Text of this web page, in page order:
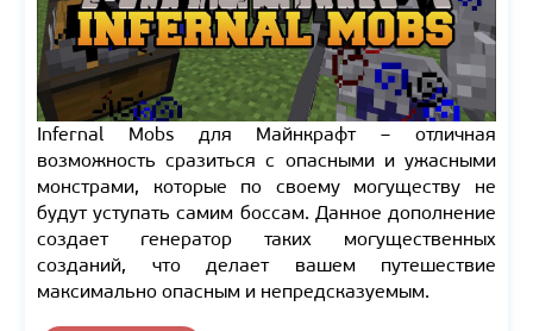
Infernal Mobs для Майнкрафт – отличная
возможность сразиться с опасными и ужасными
монстрами, которые по своему могуществу не
будут уступать самим боссам. Данное дополнение
создает генератор таких могущественных
созданий, что делает вашем путешествие
максимально опасным и непредсказуемым.